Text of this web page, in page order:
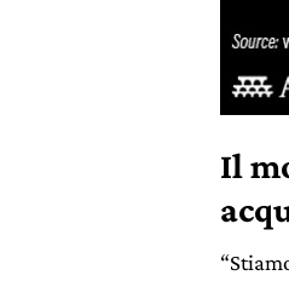
Il